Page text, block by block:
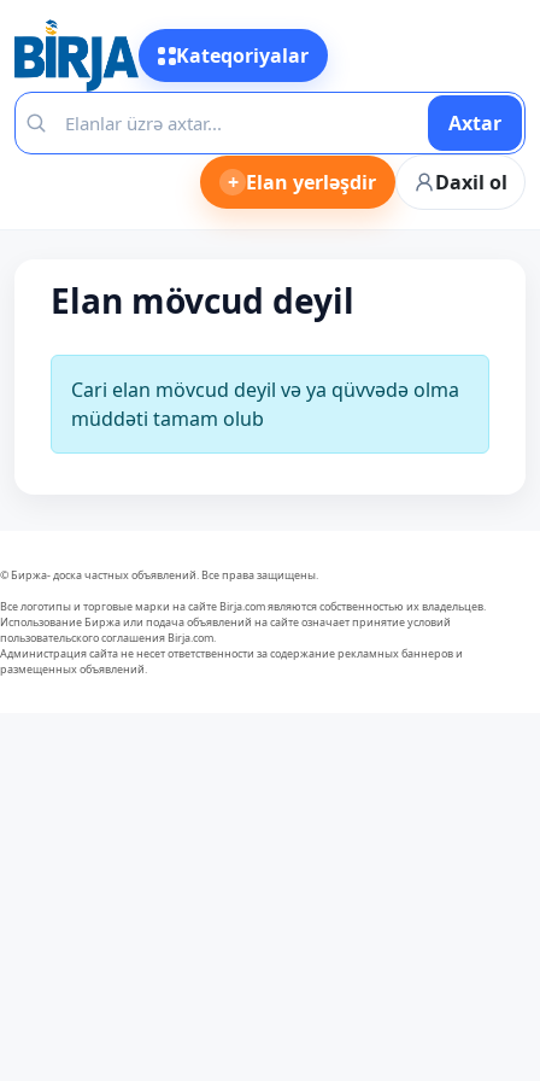
Kateqoriyalar
Axtar
+ Elan yerləşdir Daxil ol
Elan mövcud deyil
Cari elan mövcud deyil və ya qüvvədə olma
müddəti tamam olub
© Биржа- доска частных объявлений. Все права защищены.
Все логотипы и торговые марки на сайте Birja.com являются собственностью их владельцев.
Использование Биржа или подача объявлений на сайте означает принятие условий
пользовательского соглашения Birja.com.
Администрация сайта не несет ответственности за содержание рекламных баннеров и
размещенных объявлений.